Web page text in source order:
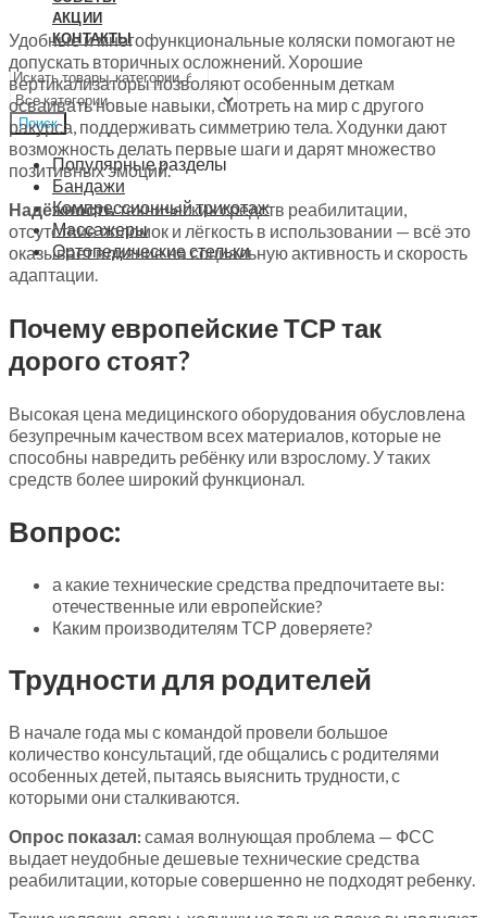
АКЦИИ
КОНТАКТЫ
Поиск
Популярные разделы
Бандажи
Компрессионный трикотаж
Массажеры
Ортопедические стельки
Удобные и многофункциональные коляски помогают не
допускать вторичных осложнений. Хорошие
вертикализаторы позволяют особенным деткам
осваивать новые навыки, смотреть на мир с другого
ракурса, поддерживать симметрию тела. Ходунки дают
возможность делать первые шаги и дарят множество
позитивных эмоций.
Надёжностьтехнических средств реабилитации,
отсутствие поломок и лёгкость в использовании — всё это
оказывает влияние на социальную активность и скорость
адаптации.
Почему европейские ТСР так
дорого стоят?
Высокая цена медицинского оборудования обусловлена
безупречным качеством всех материалов, которые не
способны навредить ребёнку или взрослому. У таких
средств более широкий функционал.
Вопрос:
а какие технические средства предпочитаете вы:
отечественные или европейские?
Каким производителям ТСР доверяете?
Трудности для родителей
В начале года мы с командой провели большое
количество консультаций, где общались с родителями
особенных детей, пытаясь выяснить трудности, с
которыми они сталкиваются.
Опрос показал:самая волнующая проблема — ФСС
выдает неудобные дешевые технические средства
реабилитации, которые совершенно не подходят ребенку.